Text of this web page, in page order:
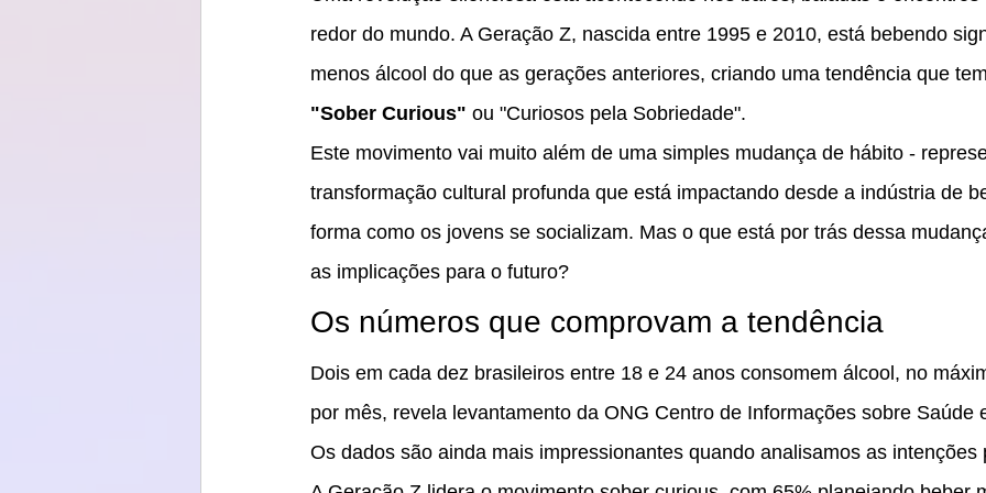
redor do mundo. A Geração Z, nascida entre 1995 e 2010, está bebendo
menos álcool do que as gerações anteriores, criando uma tendência que
"Sober Curious" ou "Curiosos pela Sobriedade".
Este movimento vai muito além de uma simples mudança de hábito -
transformação cultural profunda que está impactando desde a indústria de
forma como os jovens se socializam. Mas o que está por trás dessa
as implicações para o futuro?
Os números que comprovam a tendência
Dois em cada dez brasileiros entre 18 e 24 anos consomem álcool, no
por mês, revela levantamento da ONG Centro de Informações sobre Saúde
Os dados são ainda mais impressionantes quando analisamos as intenções